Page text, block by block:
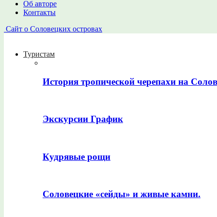
Об авторе
Контакты
Сайт о Соловецких островах
Туристам
История тропической черепахи на
Экскурсии График
Кудрявые рощи
Соловецкие «сейды» и живые камни.